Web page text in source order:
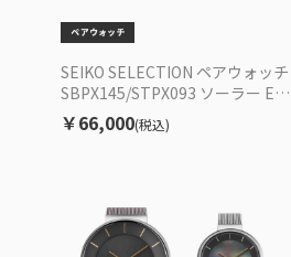
SEIKO SELECTION ペアウォッチ
SBPX145/STPX093 ソーラー EC
限定セット
￥66,000(税込)